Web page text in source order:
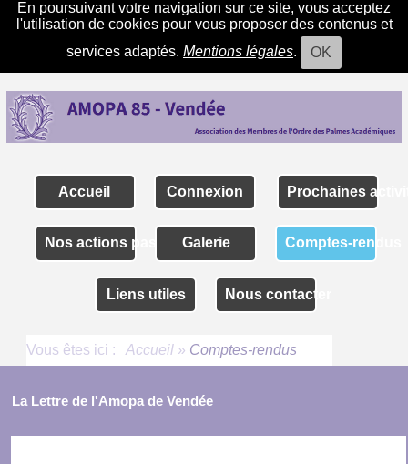
En poursuivant votre navigation sur ce site, vous acceptez
l'utilisation de cookies pour vous proposer des contenus et
services adaptés. Mentions légales. OK
Accueil Connexion Prochaines
Nos actions passéesGalerie Comptes-rendus
Liens utiles Nous contacter
Vous êtes ici : Accueil » Comptes-rendus
La Lettre de l'Amopa de Vendée